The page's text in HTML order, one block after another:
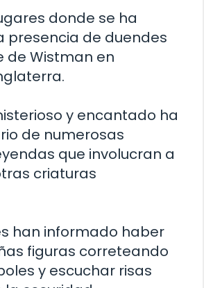
donde se ha
presencia de duendes
de Wistman en
y encantado ha
de numerosas
que involucran a
criaturas
han informado haber
figuras correteando
y escuchar risas